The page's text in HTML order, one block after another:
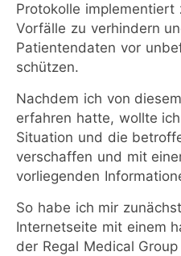
Protokolle implementiert
Vorfälle zu verhindern
Patientendaten vor
schützen.
Nachdem ich von
erfahren hatte, wollte
Situation und die
verschaffen und mit
vorliegenden
So habe ich mir
Internetseite mit einem
der Regal Medical